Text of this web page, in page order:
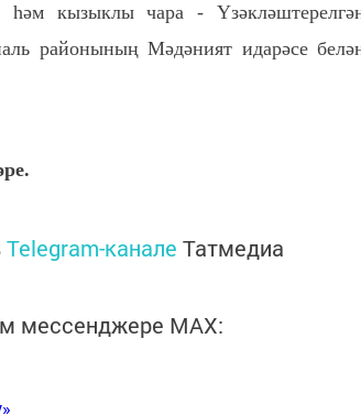
кызыклы чара -
районының Мәдәният идарәсе
Telegram-канале Татмедиа
мессенджере MАХ: